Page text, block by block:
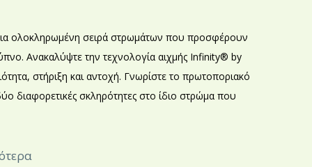
ολοκληρωμένη σειρά στρωμάτων που προσφέρουν
Ανακαλύψτε την τεχνολογία αιχμής Infinity® by
στήριξη και αντοχή. Γνωρίστε το πρωτοποριακό
διαφορετικές σκληρότητες στο ίδιο στρώμα που